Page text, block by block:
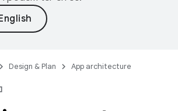
Design & Plan App architecture